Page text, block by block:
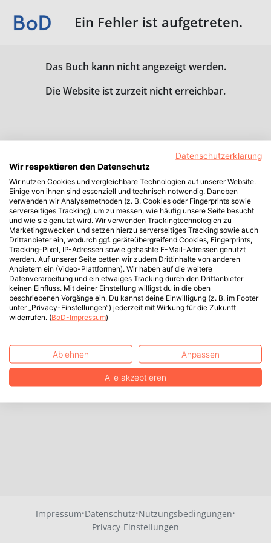
Ein Fehler ist aufgetreten.
Das Buch kann nicht angezeigt werden.
Die Website ist zurzeit nicht erreichbar.
Impressum·Datenschutz·Nutzungsbedingungen·
Privacy-Einstellungen
Datenschutzerklärung
Wir respektieren den Datenschutz
Wir nutzen Cookies und vergleichbare Technologien auf unserer Website.
Einige von ihnen sind essenziell und technisch notwendig. Daneben
verwenden wir Analysemethoden (z. B. Cookies oder Fingerprints sowie
serverseitiges Tracking), um zu messen, wie häufig unsere Seite besucht
und wie sie genutzt wird. Wir verwenden Trackingtechnologien zu
Marketingzwecken und setzen hierzu serverseitiges Tracking sowie auch
Drittanbieter ein, wodurch ggf. geräteübergreifend Cookies, Fingerprints,
Tracking-Pixel, IP-Adressen sowie gehashte E-Mail-Adressen genutzt
werden. Auf unserer Seite betten wir zudem Drittinhalte von anderen
Anbietern ein (Video-Plattformen). Wir haben auf die weitere
Datenverarbeitung und ein etwaiges Tracking durch den Drittanbieter
keinen Einfluss. Mit deiner Einstellung willigst du in die oben
beschriebenen Vorgänge ein. Du kannst deine Einwilligung (z. B. im Footer
unter „Privacy-Einstellungen“) jederzeit mit Wirkung für die Zukunft
widerrufen. (BoD-Impressum)
Ablehnen Anpassen
Alle akzeptieren